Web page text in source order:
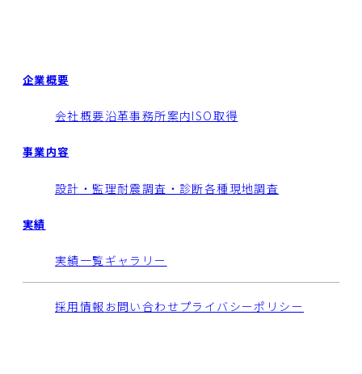
企業概要
会社概要沿革事務所案内ISO取得
事業内容
設計・監理耐震調査・診断各種現地調査
実績
実績一覧 ギャラリー
採用情報 お問い合わせ プライバシーポリシー